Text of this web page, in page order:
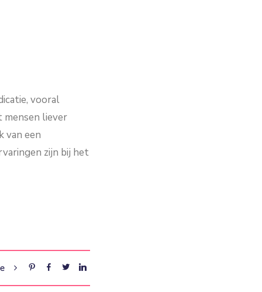
vooral
mensen liever
van een
zijn bij het